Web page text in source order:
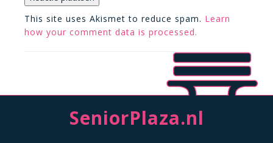
This site uses Akismet to reduce spam. Learn
how your comment data is processed.
SeniorPlaza.nl